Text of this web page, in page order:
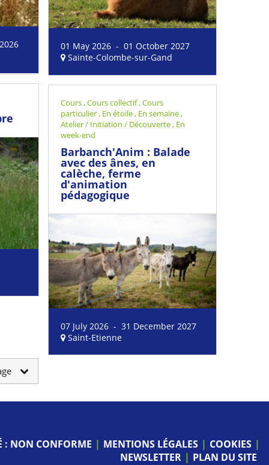
01 May 2026 - 01 October 2027
Sainte-Colombe-sur-Gand
Cours,Cours collectif,Cours
particulier, En étoile, En semaine,
Atelier / Initiation / Découverte, En
week-end
Barbanch'Anim : Balade
avec des ânes, en
calèche, ferme
d'animation
pédagogique
07 July 2026 - 31 December 2027
Saint-Etienne
: NON CONFORME MENTIONS LÉGALES
COOKIES
NEWSLETTER
PLAN DU SITE